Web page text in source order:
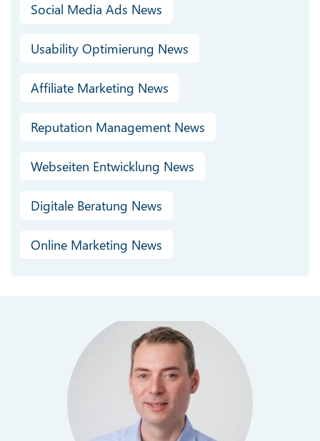
Social Media Ads News
Usability Optimierung News
Affiliate Marketing News
Reputation Management News
Webseiten Entwicklung News
Digitale Beratung News
Online Marketing News